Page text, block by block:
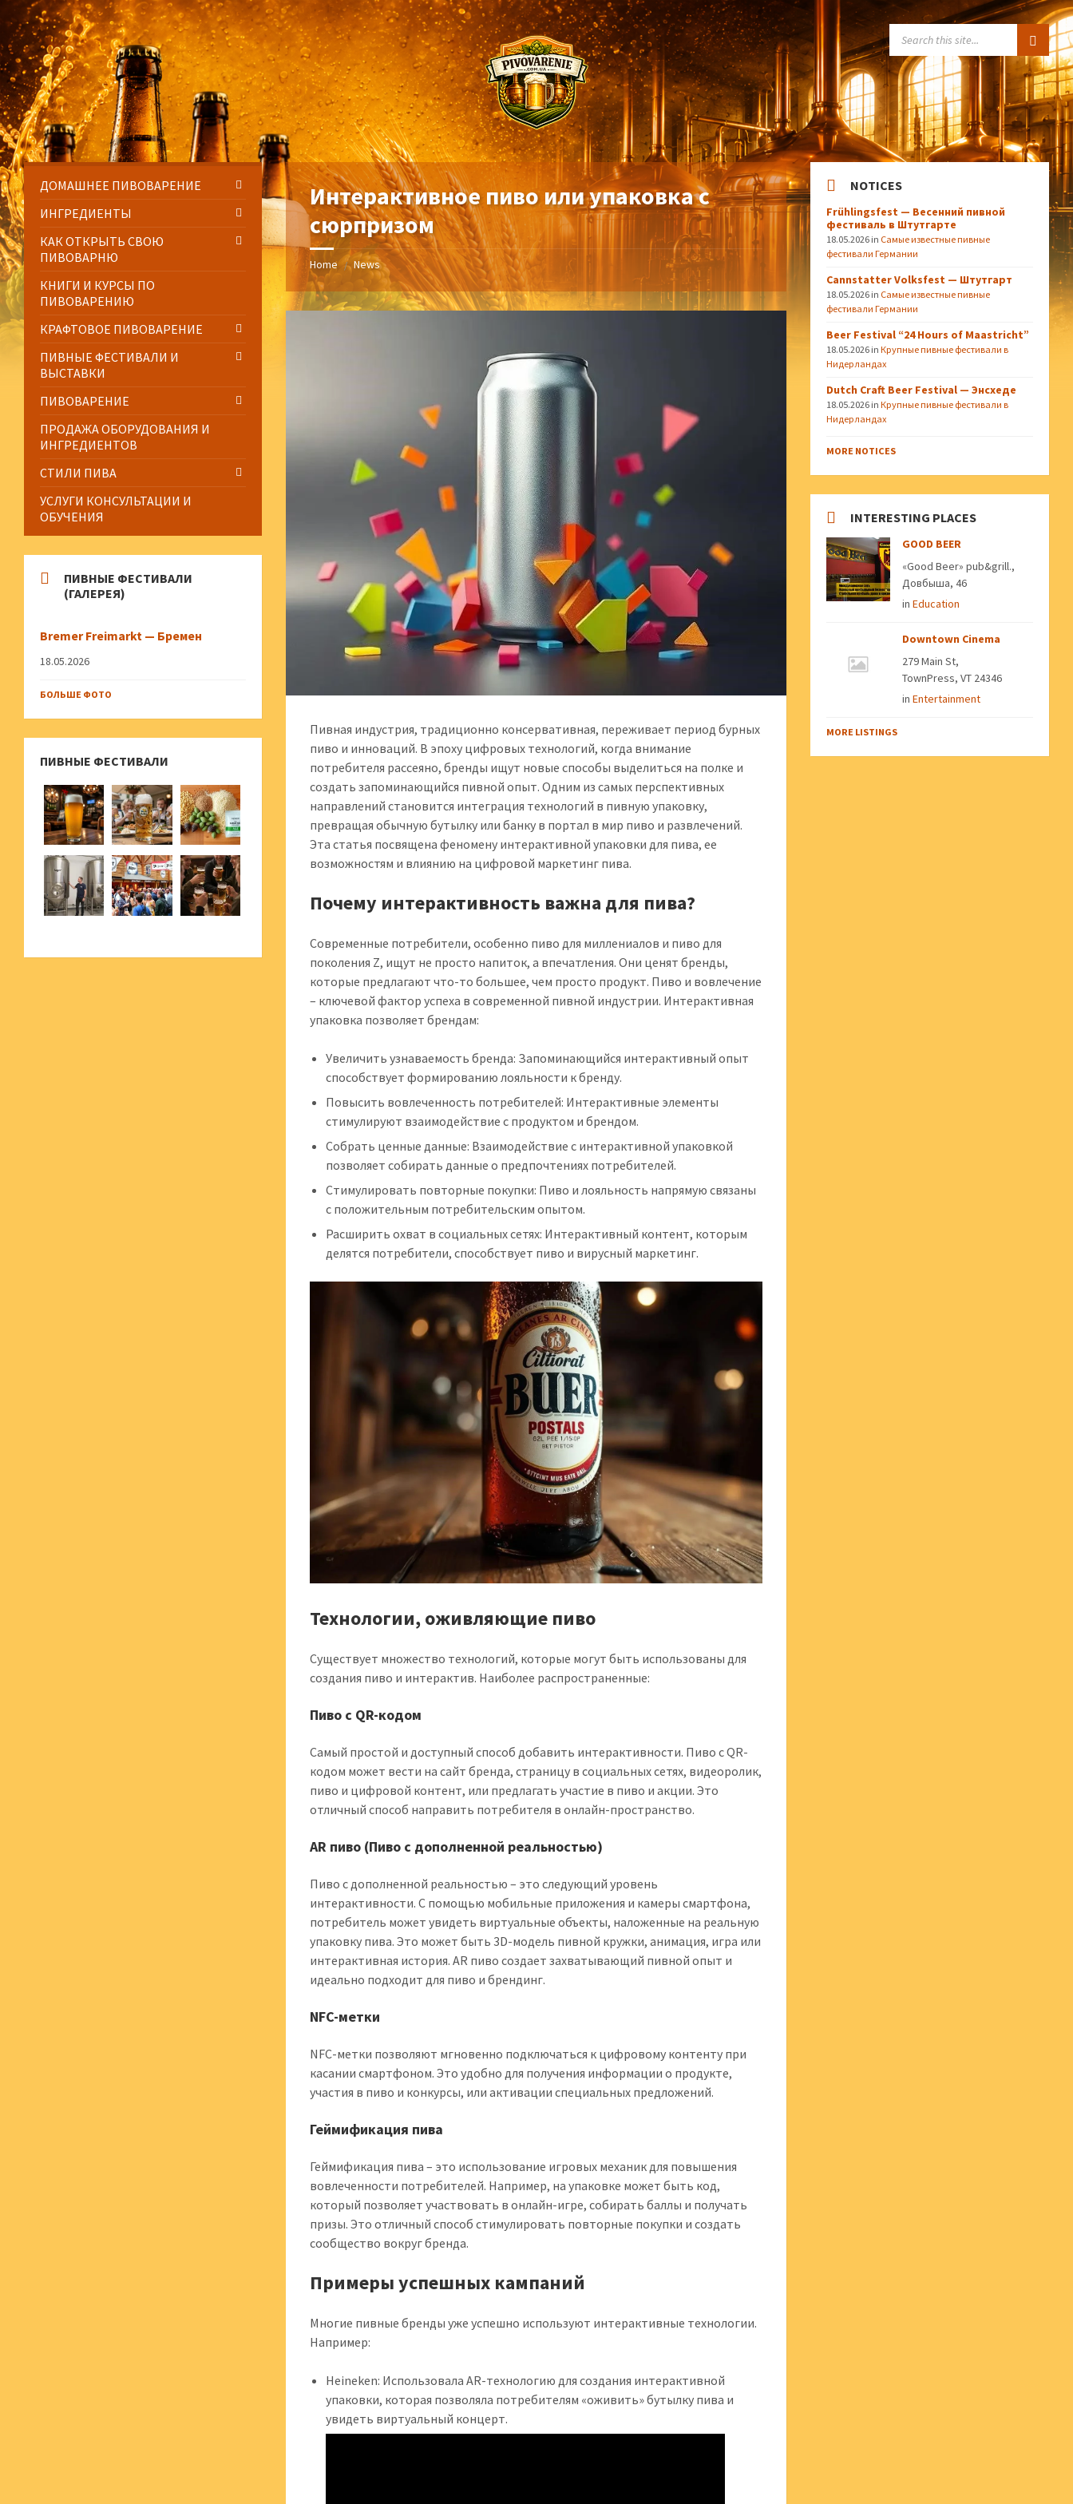
to
content
to
left
sidebar
to
right
sidebar
to
footer
Интерактивное пиво или упаковка с
сюрпризом
Home / News
Пивная индустрия, традиционно консервативная, переживает период бурных
пиво и инноваций. В эпоху цифровых технологий, когда внимание
потребителя рассеяно, бренды ищут новые способы выделиться на полке и
создать запоминающийся пивной опыт. Одним из самых перспективных
направлений становится интеграция технологий в пивную упаковку,
превращая обычную бутылку или банку в портал в мир пиво и развлечений.
Эта статья посвящена феномену интерактивной упаковки для пива, ее
возможностям и влиянию на цифровой маркетинг пива.
Почему интерактивность важна для пива?
Современные потребители, особенно пиво для миллениалов и пиво для
поколения Z, ищут не просто напиток, а впечатления. Они ценят бренды,
которые предлагают что-то большее, чем просто продукт. Пиво и вовлечение
– ключевой фактор успеха в современной пивной индустрии. Интерактивная
упаковка позволяет брендам:
Увеличить узнаваемость бренда: Запоминающийся интерактивный опыт
способствует формированию лояльности к бренду.
Повысить вовлеченность потребителей: Интерактивные элементы
стимулируют взаимодействие с продуктом и брендом.
Собрать ценные данные: Взаимодействие с интерактивной упаковкой
позволяет собирать данные о предпочтениях потребителей.
Стимулировать повторные покупки: Пиво и лояльность напрямую связаны
с положительным потребительским опытом.
Расширить охват в социальных сетях: Интерактивный контент, которым
делятся потребители, способствует пиво и вирусный маркетинг.
Технологии, оживляющие пиво
Существует множество технологий, которые могут быть использованы для
создания пиво и интерактив. Наиболее распространенные:
Пиво с QR-кодом
Самый простой и доступный способ добавить интерактивности. Пиво с QR-
кодом может вести на сайт бренда, страницу в социальных сетях, видеоролик,
пиво и цифровой контент, или предлагать участие в пиво и акции. Это
отличный способ направить потребителя в онлайн-пространство.
AR пиво (Пиво с дополненной реальностью)
Пиво с дополненной реальностью – это следующий уровень
интерактивности. С помощью мобильные приложения и камеры смартфона,
потребитель может увидеть виртуальные объекты, наложенные на реальную
упаковку пива. Это может быть 3D-модель пивной кружки, анимация, игра или
интерактивная история. AR пиво создает захватывающий пивной опыт и
идеально подходит для пиво и брендинг.
NFC-метки
NFC-метки позволяют мгновенно подключаться к цифровому контенту при
касании смартфоном. Это удобно для получения информации о продукте,
участия в пиво и конкурсы, или активации специальных предложений.
Геймификация пива
Геймификация пива – это использование игровых механик для повышения
вовлеченности потребителей. Например, на упаковке может быть код,
который позволяет участвовать в онлайн-игре, собирать баллы и получать
призы. Это отличный способ стимулировать повторные покупки и создать
сообщество вокруг бренда.
Примеры успешных кампаний
Многие пивные бренды уже успешно используют интерактивные технологии.
Например:
Heineken: Использовала AR-технологию для создания интерактивной
упаковки, которая позволяла потребителям «оживить» бутылку пива и
увидеть виртуальный концерт.
ДОМАШНЕЕ ПИВОВАРЕНИЕ
ИНГРЕДИЕНТЫ
КАК ОТКРЫТЬ СВОЮ
ПИВОВАРНЮ
КНИГИ И КУРСЫ ПО
ПИВОВАРЕНИЮ
КРАФТОВОЕ ПИВОВАРЕНИЕ
ПИВНЫЕ ФЕСТИВАЛИ И
ВЫСТАВКИ
ПИВОВАРЕНИЕ
ПРОДАЖА ОБОРУДОВАНИЯ И
ИНГРЕДИЕНТОВ
СТИЛИ ПИВА
УСЛУГИ КОНСУЛЬТАЦИИ И
ОБУЧЕНИЯ
ПИВНЫЕ ФЕСТИВАЛИ
(ГАЛЕРЕЯ)
Bremer Freimarkt — Бремен
18.05.2026
БОЛЬШЕ ФОТО
ПИВНЫЕ ФЕСТИВАЛИ
NOTICES
Frühlingsfest — Весенний пивной
фестиваль в Штутгарте
18.05.2026 in Самые известные пивные
фестивали Германии
Cannstatter Volksfest — Штутгарт
18.05.2026 in Самые известные пивные
фестивали Германии
Beer Festival “24 Hours of Maastricht”
18.05.2026 inКрупные пивные фестивали в
Нидерландах
Dutch Craft Beer Festival — Энсхеде
18.05.2026 inКрупные пивные фестивали в
Нидерландах
MORE NOTICES
INTERESTING PLACES
GOOD BEER
«Good Beer» pub&grill.,
Довбыша, 46
inEducation
Downtown Cinema
279 Main St,
TownPress, VT 24346
inEntertainment
MORE LISTINGS